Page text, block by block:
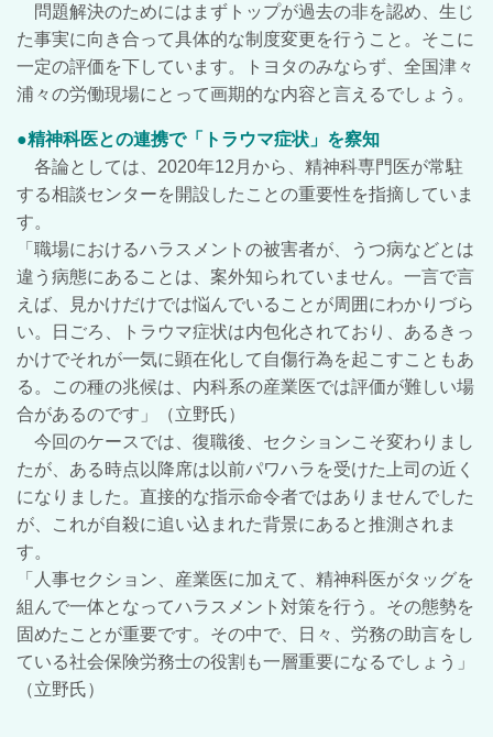
問題解決のためにはまずトップが過去の非を認め、生じ
た事実に向き合って具体的な制度変更を行うこと。そこに
一定の評価を下しています。トヨタのみならず、全国津々
浦々の労働現場にとって画期的な内容と言えるでしょう。
●精神科医との連携で「トラウマ症状」を察知
各論としては、2020年12月から、精神科専門医が常駐
する相談センターを開設したことの重要性を指摘していま
す。
「職場におけるハラスメントの被害者が、うつ病などとは
違う病態にあることは、案外知られていません。一言で言
えば、見かけだけでは悩んでいることが周囲にわかりづら
い。日ごろ、トラウマ症状は内包化されており、あるきっ
かけでそれが一気に顕在化して自傷行為を起こすこともあ
る。この種の兆候は、内科系の産業医では評価が難しい場
合があるのです」（立野氏）
今回のケースでは、復職後、セクションこそ変わりまし
たが、ある時点以降席は以前パワハラを受けた上司の近く
になりました。 直接的な指示命令者ではありませんでした
が、これが自殺に追い込まれた背景にあると推測されま
す。
「人事セクション、産業医に加えて、精神科医がタッグを
組んで一体となってハラスメント対策を行う。その態勢を
固めたことが重要です。その中で、日々、労務の助言をし
ている社会保険労務士の役割も一層重要になるでしょう」
（立野氏）